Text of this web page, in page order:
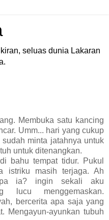
seluas dunia Lakaran
Membuka satu kancing
Umm... hari yang cukup
minta jatahnya untuk
untuk ditenangkan.
bahu tempat tidur. Pukul
istriku masih terjaga. Ah
ia? ingin sekali aku
lucu menggemaskan.
bercerita apa saja yang
Mengayun-ayunkan tubuh